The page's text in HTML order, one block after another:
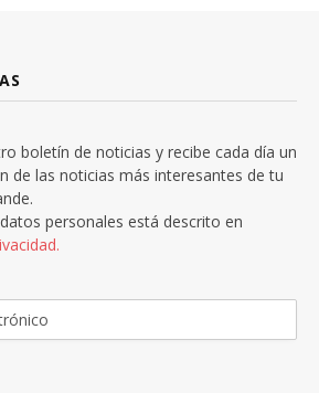
boletín de noticias y recibe cada día un
de las noticias más interesantes de tu
personales está descrito en